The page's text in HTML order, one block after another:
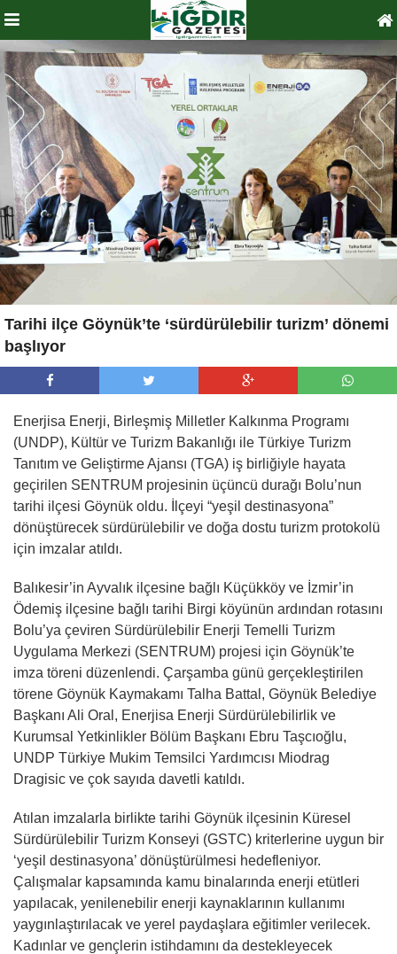
Tarihi ilçe Göynük’te ‘sürdürülebilir turizm’ dönemi
başlıyor
Enerjisa Enerji, Birleşmiş Milletler Kalkınma Programı
(UNDP), Kültür ve Turizm Bakanlığı ile Türkiye Turizm
Tanıtım ve Geliştirme Ajansı (TGA) iş birliğiyle hayata
geçirilen SENTRUM projesinin üçüncü durağı Bolu’nun
tarihi ilçesi Göynük oldu. İlçeyi “yeşil destinasyona”
dönüştürecek sürdürülebilir ve doğa dostu turizm protokolü
için imzalar atıldı.
Balıkesir’in Ayvalık ilçesine bağlı Küçükköy ve İzmir’in
Ödemiş ilçesine bağlı tarihi Birgi köyünün ardından rotasını
Bolu’ya çeviren Sürdürülebilir Enerji Temelli Turizm
Uygulama Merkezi (SENTRUM) projesi için Göynük’te
imza töreni düzenlendi. Çarşamba günü gerçekleştirilen
törene Göynük Kaymakamı Talha Battal, Göynük Belediye
Başkanı Ali Oral, Enerjisa Enerji Sürdürülebilirlik ve
Kurumsal Yetkinlikler Bölüm Başkanı Ebru Taşcıoğlu,
UNDP Türkiye Mukim Temsilci Yardımcısı Miodrag
Dragisic ve çok sayıda davetli katıldı.
Atılan imzalarla birlikte tarihi Göynük ilçesinin Küresel
Sürdürülebilir Turizm Konseyi (GSTC) kriterlerine uygun bir
‘yeşil destinasyona’ dönüştürülmesi hedefleniyor.
Çalışmalar kapsamında kamu binalarında enerji etütleri
yapılacak, yenilenebilir enerji kaynaklarının kullanımı
yaygınlaştırılacak ve yerel paydaşlara eğitimler verilecek.
Kadınlar ve gençlerin istihdamını da destekleyecek